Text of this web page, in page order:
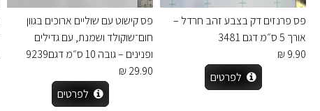
פס פרנזים דק בצבע זהב חרדל –
אורך 5 ס״מ דגם 3481
9.90 ₪
לפרטים
פס קישוט עם שוליים ארוכים בגוון
חום־שוקולד ושמנת, עם גדילים
ופנינים – גובה 10 ס״מ דגם9239
29.90 ₪
לפרטים